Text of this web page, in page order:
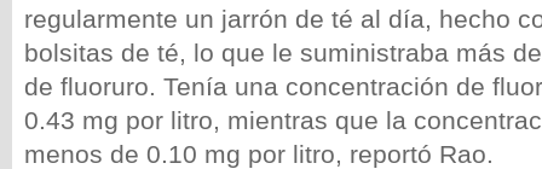
regularmente un jarrón de té al día, hecho
bolsitas de té, lo que le suministraba más
de fluoruro. Tenía una concentración de
0.43 mg por litro, mientras que la
menos de 0.10 mg por litro, reportó Rao.